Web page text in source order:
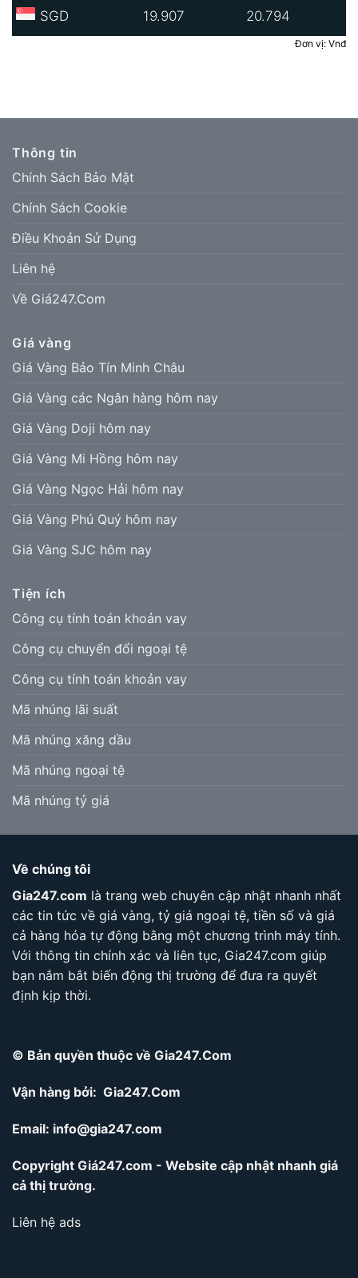
SGD 19.907 20.794
Đơn vị: Vnđ
Thông tin
Chính Sách Bảo Mật
Chính Sách Cookie
Điều Khoản Sử Dụng
Liên hệ
Về Giá247.Com
Giá vàng
Giá Vàng Bảo Tín Minh Châu
Giá Vàng các Ngân hàng hôm nay
Giá Vàng Doji hôm nay
Giá Vàng Mi Hồng hôm nay
Giá Vàng Ngọc Hải hôm nay
Giá Vàng Phú Quý hôm nay
Giá Vàng SJC hôm nay
Tiện ích
Công cụ tính toán khoản vay
Công cụ chuyển đổi ngoại tệ
Công cụ tính toán khoản vay
Mã nhúng lãi suất
Mã nhúng xăng dầu
Mã nhúng ngoại tệ
Mã nhúng tỷ giá
Về chúng tôi
Gia247.com là trang web chuyên cập nhật nhanh nhất
các tin tức về giá vàng, tỷ giá ngoại tệ, tiền số và giá
cả hàng hóa tự động bằng một chương trình máy tính.
Với thông tin chính xác và liên tục, Gia247.com giúp
bạn nắm bắt biến động thị trường để đưa ra quyết
định kịp thời.
© Bản quyền thuộc về Gia247.Com
Vận hàng bởi: Gia247.Com
Email: info@gia247.com
Copyright Giá247.com - Website cập nhật nhanh giá
cả thị trường.
Liên hệ ads